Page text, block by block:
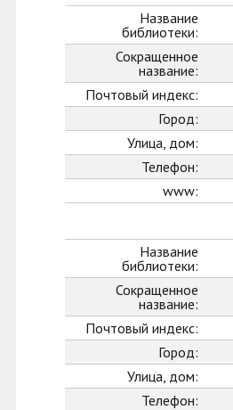
Название
библиотеки:
Сокращенное
название:
Почтовый индекс:
Город:
Улица, дом:
Телефон:
www:
Название
библиотеки:
Сокращенное
название:
Почтовый индекс:
Город:
Улица, дом:
Телефон: